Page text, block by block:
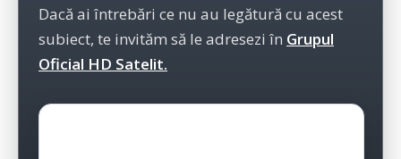
Dacă ai întrebări ce nu au legătură cu acest
subiect, te invităm să le adresezi în Grupul
Oficial HD Satelit.